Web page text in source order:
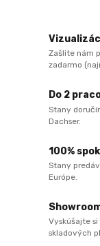
Zašlite nám
zadarmo
Do 2
Stany
Dachser.
100%
Stany
Európe.
Vyskúšajte
skladových